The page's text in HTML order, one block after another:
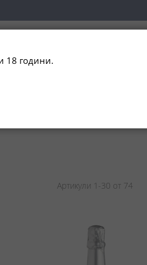
ПРЕДЛОЖЕНИЯ
Артикули 1 -30 от 74
18 години.